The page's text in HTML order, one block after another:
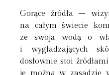
Gorące źródła –
na całym świecie
ze swoją wodą o
i wygładzających
dosłownie stoi
je można w zasadzie